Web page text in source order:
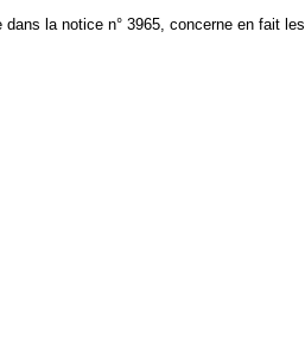
la notice n° 3965, concerne en fait les